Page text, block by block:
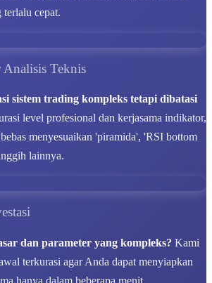
cepat.
Teknis
sistem trading kompleks tetapi dibatasi
level profesional dan kerjasama indikator,
menyesuaikan 'piramida', 'RSI bottom
lainnya.
dan parameter yang kompleks? Kami
terkurasi agar Anda dapat menyiapkan
hanya dalam beberapa menit.